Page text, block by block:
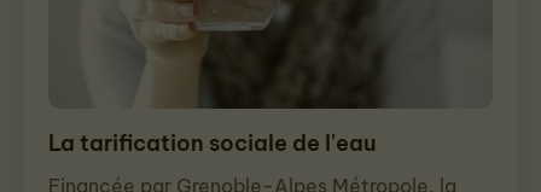
La tarification sociale de l'eau
Financée par Grenoble-Alpes Métropole, la